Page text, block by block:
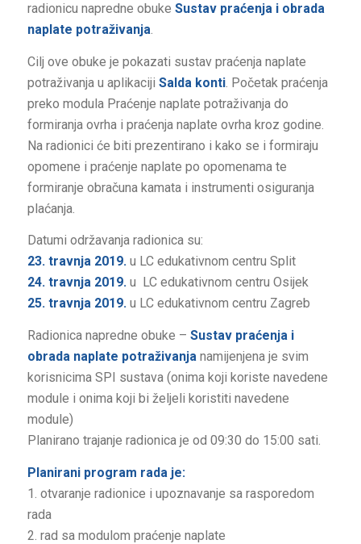
radionicu napredne obuke Sustav praćenja i obrada
naplate potraživanja.
Cilj ove obuke je pokazati sustav praćenja naplate
potraživanja u aplikaciji Salda konti. Početak praćenja
preko modula Praćenje naplate potraživanja do
formiranja ovrha i praćenja naplate ovrha kroz godine.
Na radionici će biti prezentirano i kako se i formiraju
opomene i praćenje naplate po opomenama te
formiranje obračuna kamata i instrumenti osiguranja
plaćanja.
Datumi održavanja radionica su:
23. travnja2019.u LC edukativnom centru Split
24. travnja2019.u LC edukativnom centru Osijek
25. travnja2019.u LC edukativnom centru Zagreb
Radionica napredne obuke – Sustav praćenja i
obrada naplate potraživanjanamijenjena je svim
korisnicima SPI sustava (onima koji koriste navedene
module i onima koji bi željeli koristiti navedene
module)
Planirano trajanje radionica je od 09:30 do 15:00 sati.
Planirani program rada je:
1. otvaranje radionice i upoznavanje sa rasporedom
rada
2. rad sa modulom praćenje naplate